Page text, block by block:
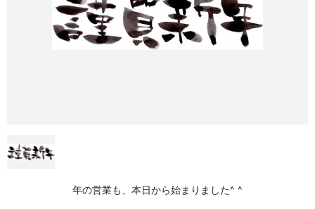
年の営業も、本日から始まりました^ ^